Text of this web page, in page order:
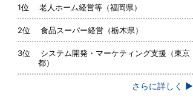
1位 老人ホーム経営等（福岡県）
2位 食品スーパー経営（栃木県）
3位 システム開発・マーケティング支援（東京
都）
さらに詳しく ▶